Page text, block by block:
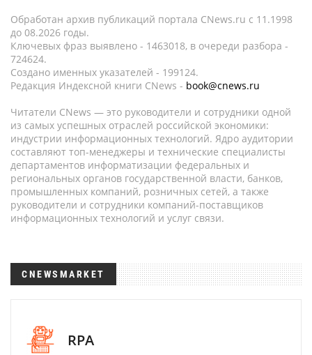
Обработан архив публикаций портала CNews.ru c 11.1998
до 08.2026 годы.
Ключевых фраз выявлено - 1463018, в очереди разбора -
724624.
Создано именных указателей - 199124.
Редакция Индексной книги CNews - book@cnews.ru
Читатели CNews — это руководители и сотрудники одной
из самых успешных отраслей российской экономики:
индустрии информационных технологий. Ядро аудитории
составляют топ-менеджеры и технические специалисты
департаментов информатизации федеральных и
региональных органов государственной власти, банков,
промышленных компаний, розничных сетей, а также
руководители и сотрудники компаний-поставщиков
информационных технологий и услуг связи.
CNEWSMARKET
RPA